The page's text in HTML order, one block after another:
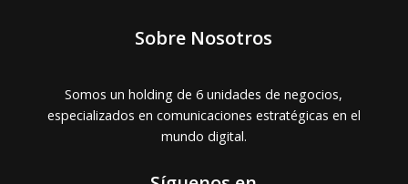
Sobre Nosotros
Somos un holding de 6 unidades de negocios,
especializados en comunicaciones estratégicas en el
mundo digital.